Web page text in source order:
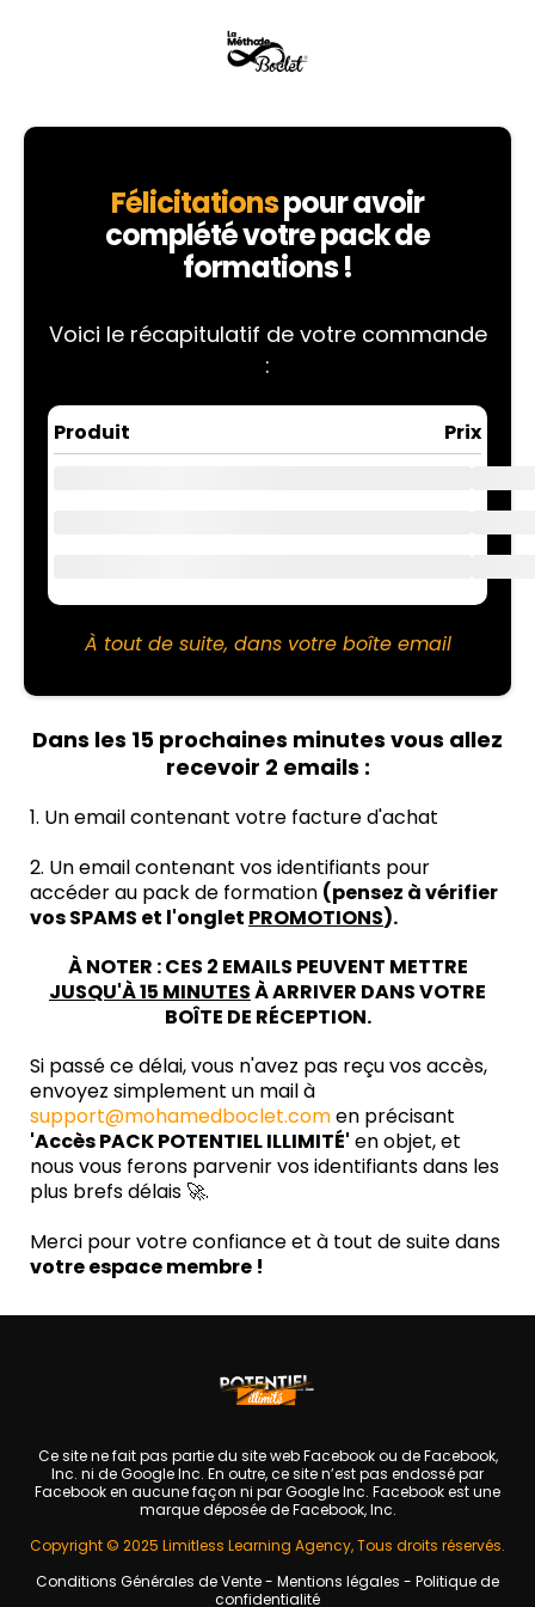
Félicitationspour avoir
complété votre pack de
formations !
Voici le récapitulatif de votre commande
:
Produit Prix
À tout de suite, dans votre boîte email
Dans les 15 prochaines minutes vous allez
recevoir 2 emails :
1. Un email contenant votre facture d'achat
2. Un email contenant vos identifiants pour
accéder au pack de formation (pensez à vérifier
vos SPAMS et l'onglet PROMOTIONS).
À NOTER : CES 2 EMAILS PEUVENT METTRE
JUSQU'À 15 MINUTESÀ ARRIVER DANS VOTRE
BOÎTE DE RÉCEPTION.
Si passé ce délai, vous n'avez pas reçu vos accès,
envoyez simplement un mail à
support@mohamedboclet.comen précisant
'Accès PACK POTENTIEL ILLIMITÉ' en objet, et
nous vous ferons parvenir vos identifiants dans les
plus brefs délais 🚀.
Merci pour votre confiance et à tout de suite dans
votre espace membre !
Ce site ne fait pas partie du site web Facebook ou de Facebook,
Inc. ni de Google Inc. En outre, ce site n’est pas endossé par
Facebook en aucune façon ni par Google Inc. Facebook est une
marque déposée de Facebook, Inc.
Copyright © 2025 Limitless Learning Agency, Tous droits réservés.
Conditions Générales de Vente- Mentions légales - Politique de
confidentialité